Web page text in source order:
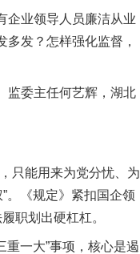
业领导人员廉洁从业
发？怎样强化监督，
委主任何艺辉，湖北
只能用来为党分忧、为
。《规定》紧扣国企领
职划出硬杠杠。
一大”事项，核心是遏